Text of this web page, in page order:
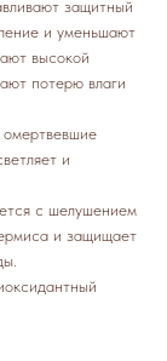
защитный
и уменьшают
высокой
потерю влаги
и
с шелушением
и защищает